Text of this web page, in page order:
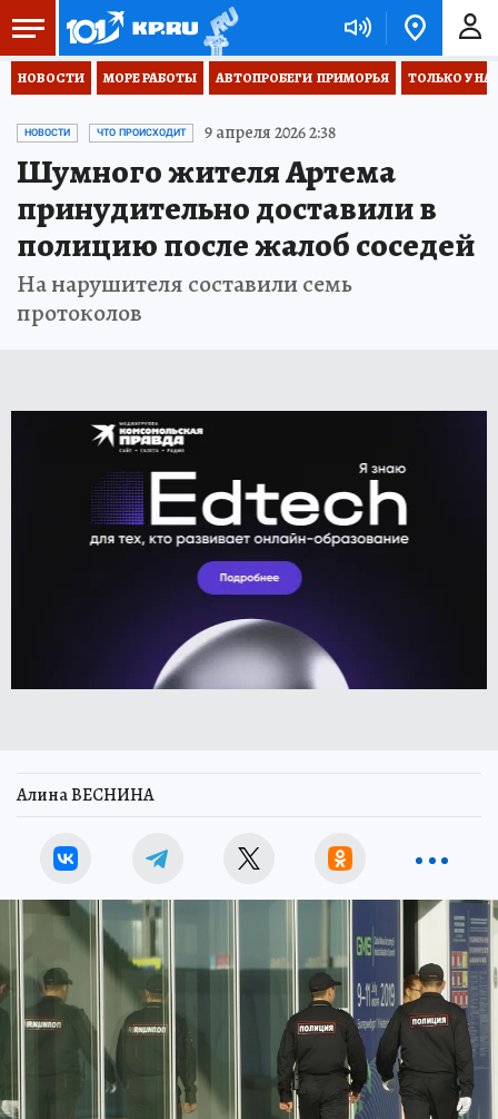
НОВОСТИ МОРЕ РАБОТЫ АВТОПРОБЕГИ  ПРИМОРЬЯ ТОЛЬКО У
НОВОСТИ ЧТО ПРОИСХОДИТ 9 апреля 2026 2:38
Шумного жителя Артема
принудительно доставили в
полицию после жалоб соседей
На нарушителя составили семь
протоколов
Алина ВЕСНИНА